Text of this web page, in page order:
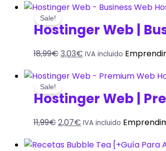
Sale!
Hostinger Web |
18,99€3,03€ IVA incluido
Sale!
Hostinger Web |
11,99€2,07€ IVA incluido